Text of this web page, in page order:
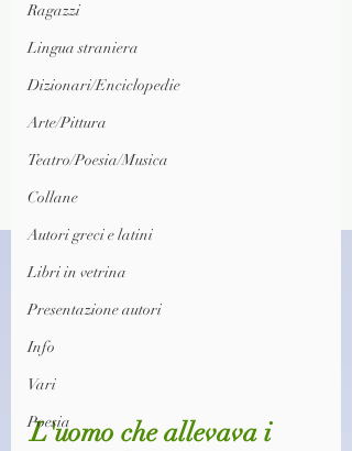
Ragazzi
Lingua straniera
Dizionari/Enciclopedie
Arte/Pittura
Teatro/Poesia/Musica
Collane
Autori greci e latini
Libri in vetrina
Presentazione autori
Info
Vari
Poesia
L'uomo che allevava i